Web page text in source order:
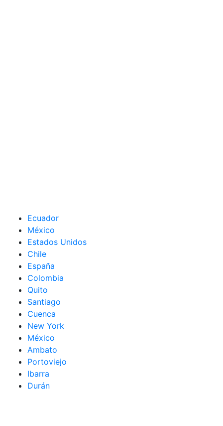
Ecuador
México
Estados Unidos
Chile
España
Colombia
Quito
Santiago
Cuenca
New York
México
Ambato
Portoviejo
Ibarra
Durán